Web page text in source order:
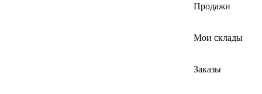
Продажи
Мои склады
Заказы